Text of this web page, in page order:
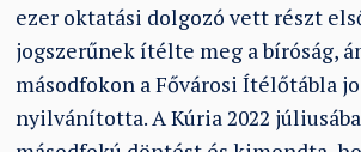
ezer oktatási dolgozó vett részt
jogszerűnek ítélte meg a bíróság,
másodfokon a Fővárosi Ítélőtábla
nyilvánította. A Kúria 2022